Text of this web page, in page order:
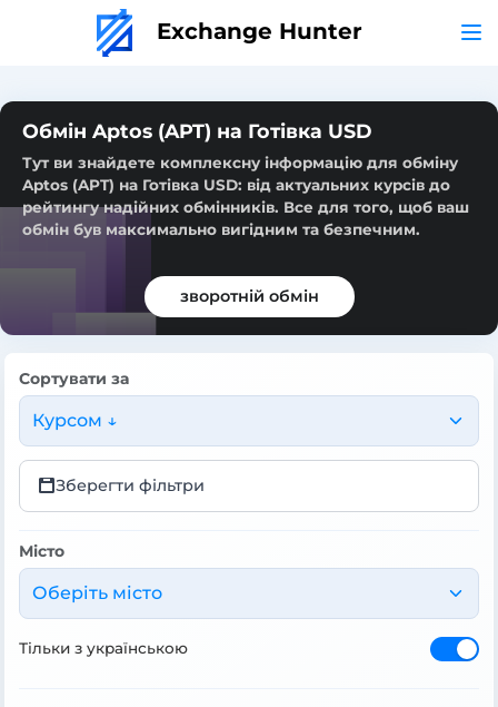
Exchange Hunter
Обмін Aptos (APT) на Готівка USD
Тут ви знайдете комплексну інформацію для обміну
Aptos (APT) на Готівка USD: від актуальних курсів до
рейтингу надійних обмінників. Все для того, щоб ваш
обмін був максимально вигідним та безпечним.
зворотній обмін
Сортувати за
Курсом ↓
Зберегти фільтри
Місто
Оберіть місто
Тільки з українською